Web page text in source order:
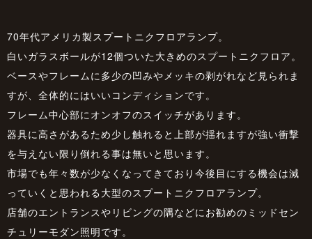
70年代アメリカ製スプートニクフロアランプ。
白いガラスボールが12個ついた大きめのスプートニクフロア。
ベースやフレームに多少の凹みやメッキの剥がれなど見られま
すが、全体的にはいいコンディションです。
フレーム中心部にオンオフのスイッチがあります。
器具に高さがあるため少し触れると上部が揺れますが強い衝撃
を与えない限り倒れる事は無いと思います。
市場でも年々数が少なくなってきており今後目にする機会は減
っていくと思われる大型のスプートニクフロアランプ。
店舗のエントランスやリビングの隅などにお勧めのミッドセン
チュリーモダン照明です。